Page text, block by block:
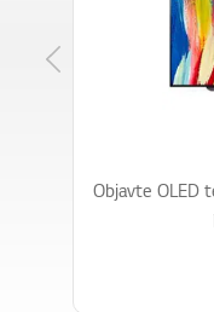
Objavte OLED